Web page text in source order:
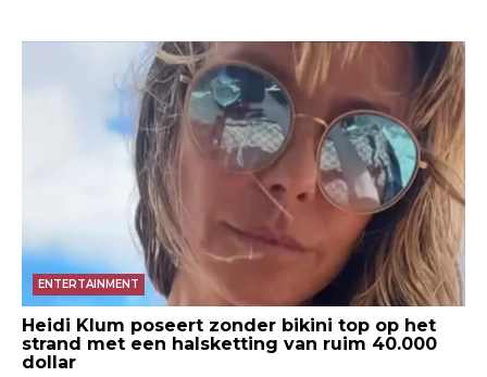
ENTERTAINMENT
Heidi Klum poseert zonder bikini top op het
strand met een halsketting van ruim 40.000
dollar